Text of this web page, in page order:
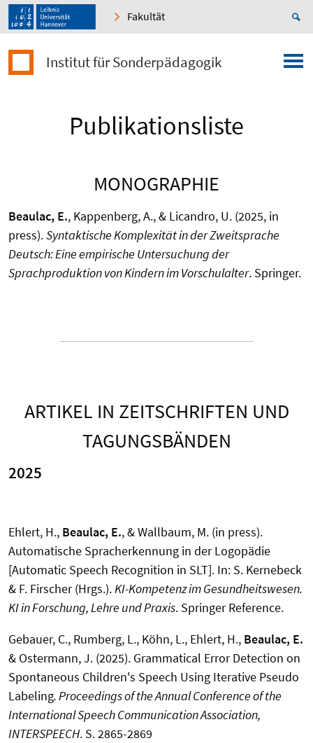
Fakultät
Institut für Sonderpädagogik
Publikationsliste
MONOGRAPHIE
Beaulac, E., Kappenberg, A., & Licandro, U. (2025, in
press).Syntaktische Komplexität in der Zweitsprache
Deutsch: Eine empirische Untersuchung der
Sprachproduktion von Kindern im Vorschulalter. Springer.
ARTIKEL IN ZEITSCHRIFTEN UND
TAGUNGSBÄNDEN
2025
Ehlert, H., Beaulac, E., & Wallbaum, M. (in press).
Automatische Spracherkennung in der Logopädie
[Automatic Speech Recognition in SLT]. In: S. Kernebeck
& F. Firscher (Hrgs.).KI-Kompetenz im Gesundheitswesen.
KI in Forschung, Lehre und Praxis. Springer Reference.
Gebauer, C., Rumberg, L., Köhn, L., Ehlert, H., Beaulac, E.
& Ostermann, J. (2025). Grammatical Error Detection on
Spontaneous Children's Speech Using Iterative Pseudo
Labeling. Proceedings of the Annual Conference of the
International Speech Communication Association,
INTERSPEECH. S. 2865-2869